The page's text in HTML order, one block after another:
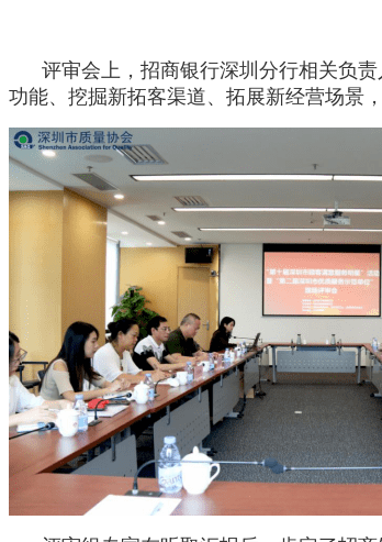
评审会上，招商银行深圳分行相关负责
功能、挖掘新拓客渠道、拓展新经营场景